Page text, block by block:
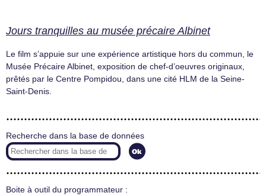
Jours tranquilles au musée précaire Albinet
Le film s’appuie sur une expérience artistique hors du commun, le
Musée Précaire Albinet, exposition de chef-d’oeuvres originaux,
prêtés par le Centre Pompidou, dans une cité HLM de la Seine-
Saint-Denis.
Recherche dans la base de données
Boite à outil du programmateur :